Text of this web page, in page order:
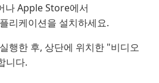
나 Apple Store에서
리케이션을 설치하세요.
행한 후, 상단에 위치한 "비디오
니다.